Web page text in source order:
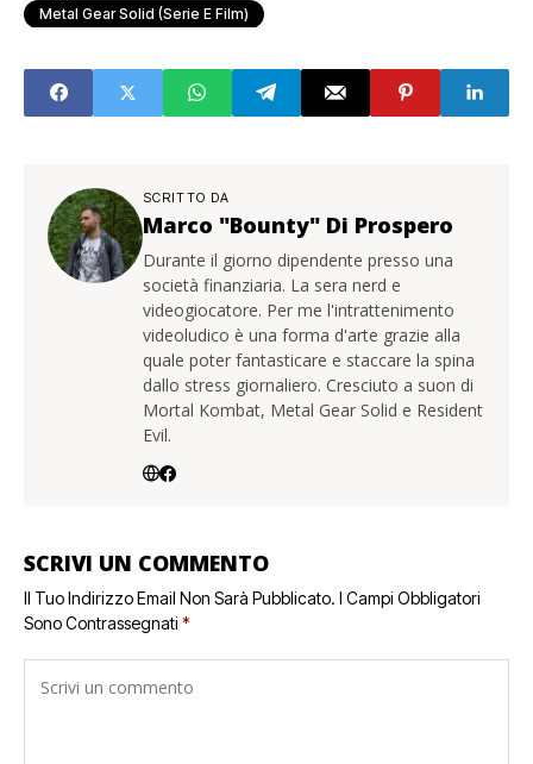
Metal Gear Solid (serie E Film)
SCRITTO DA
Marco "Bounty" Di Prospero
Durante il giorno dipendente presso una
società finanziaria. La sera nerd e
videogiocatore. Per me l'intrattenimento
videoludico è una forma d'arte grazie alla
quale poter fantasticare e staccare la spina
dallo stress giornaliero. Cresciuto a suon di
Mortal Kombat, Metal Gear Solid e Resident
Evil.
SCRIVI UN COMMENTO
Il Tuo Indirizzo Email Non Sarà Pubblicato. I Campi Obbligatori
Sono Contrassegnati *